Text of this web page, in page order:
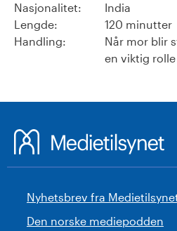
Nasjonalitet:
India
Lengde:
120 minutter
Handling:
Når mor blir
en viktig
Nyhetsbrev fra
Den norske mediepodden